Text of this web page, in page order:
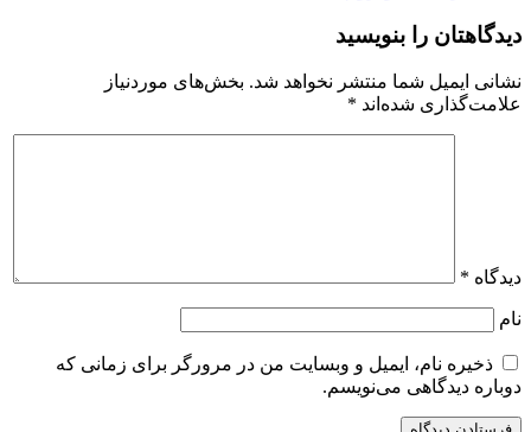
دیدگاهتان را بنویسید
نشانی ایمیل شما منتشر نخواهد شد. بخش‌های موردنیاز
علامت‌گذاری شده‌اند *
دیدگاه *
نام
ذخیره نام، ایمیل و وبسایت من در مرورگر برای زمانی که
دوباره دیدگاهی می‌نویسم.